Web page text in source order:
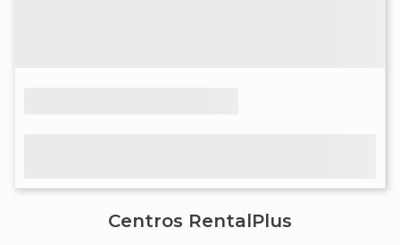
Centros RentalPlus